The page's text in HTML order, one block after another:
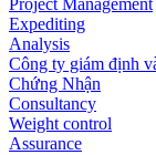
Expediting
Analysis
Công ty giám định
Chứng Nhận
Consultancy
Weight control
Assurance